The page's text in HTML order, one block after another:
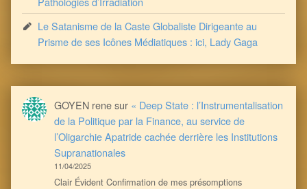
Le Satanisme de la Caste Globaliste Dirigeante au
Prisme de ses Icônes Médiatiques : ici, Lady Gaga
GOYEN renesur « Deep State : l’Instrumentalisation
de la Politique par la Finance, au service de
l’Oligarchie Apatride cachée derrière les Institutions
Supranationales
11/04/2025
Clair Évident Confirmation de mes présomptions